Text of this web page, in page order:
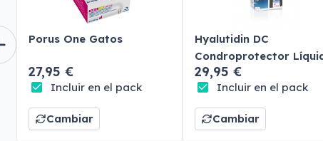
Porus One Gatos
27,95 €
Incluir en el pack
Cambiar
Hyalutidin DC
Condroprotector
Perros y Gatos
29,95 €
Incluir en el pack
Cambiar